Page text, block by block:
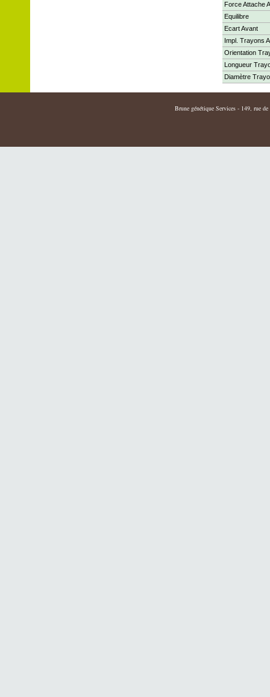
Force Attache
Equilibre
Ecart Avant
Impl. Trayons
Orientation
Longueur
Diamètre
Brune génétique Services - 149, rue